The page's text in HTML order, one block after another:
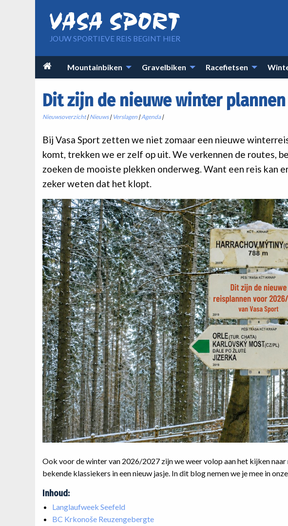
JOUW SPORTIEVE REIS BEGINT HIER
Main
navigation
 Mountainbiken Gravelbiken Racefietsen
Dit zijn de nieuwe winter plannen
Nieuwsoverzicht|Nieuws| Verslagen |Agenda|
Bij Vasa Sport zetten we niet zomaar een nieuwe
komt, trekken we er zelf op uit. We verkennen de routes,
zoeken de mooiste plekken onderweg. Want een reis kan
zeker weten dat het klopt.
Ook voor de winter van 2026/2027 zijn we weer volop aan het kijken
bekende klassiekers in een nieuw jasje. In dit blog nemen we je mee in
Inhoud:
Langlaufweek Seefeld
BC Krkonoše Reuzengebergte